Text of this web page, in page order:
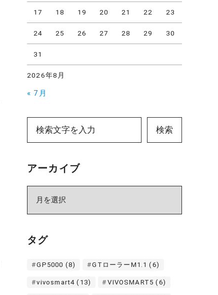
2026年8月
17 18 19 20 21 22 23
24 25 26 27 28 29 30
31
« 7月
検索
アーカイブ
イ
タグ
GP5000 (8) GTローラーM1.1 (6)
vivosmart4 (13) VIVOSMART5 (6)